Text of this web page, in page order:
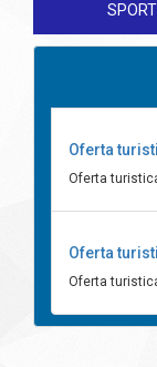
SPORT
Oferta
Oferta
Oferta
Oferta